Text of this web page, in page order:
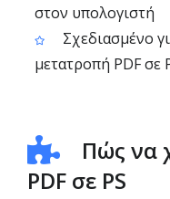
στον υπολογιστή
Σχεδιασμένο
μετατροπή PDF σε
Πώς να
PDF σε PS